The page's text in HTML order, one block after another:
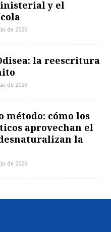
y el
de 2026
la reescritura
de 2026
método: cómo los
aprovechan el
la
de 2026